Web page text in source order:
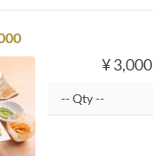
¥ 3,000